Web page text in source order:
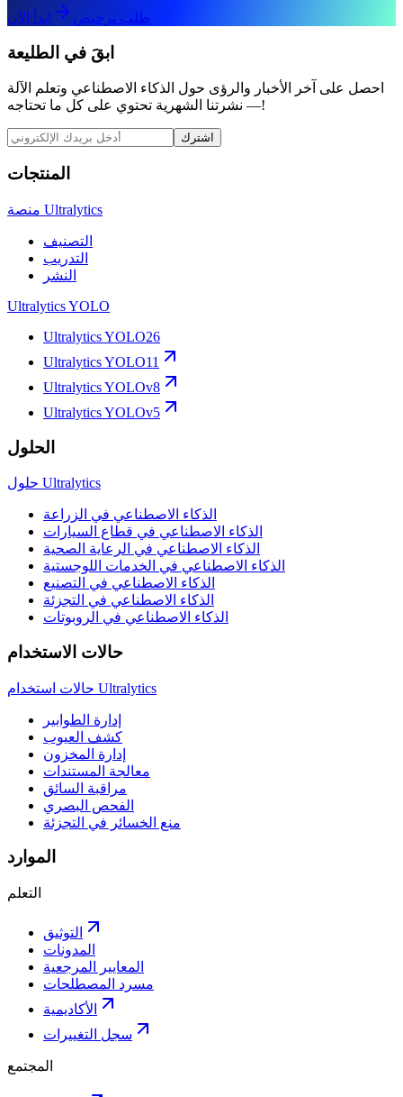
طلب ترخيص ابدأ الآن
ابقَ في الطليعة
احصل على آخر الأخبار والرؤى حول الذكاء الاصطناعي وتعلم الآلة
— نشرتنا الشهرية تحتوي على كل ما تحتاجه!
اشترك
المنتجات
منصة Ultralytics
التصنيف
التدريب
النشر
Ultralytics YOLO
Ultralytics YOLO26
Ultralytics YOLO11
Ultralytics YOLOv8
Ultralytics YOLOv5
الحلول
حلول Ultralytics
الذكاء الاصطناعي في الزراعة
الذكاء الاصطناعي في قطاع السيارات
الذكاء الاصطناعي في الرعاية الصحية
الذكاء الاصطناعي في الخدمات اللوجستية
الذكاء الاصطناعي في التصنيع
الذكاء الاصطناعي في التجزئة
الذكاء الاصطناعي في الروبوتات
حالات الاستخدام
حالات استخدام Ultralytics
إدارة الطوابير
كشف العيوب
إدارة المخزون
معالجة المستندات
مراقبة السائق
الفحص البصري
منع الخسائر في التجزئة
الموارد
التعلم
التوثيق
المدونات
المعايير المرجعية
مسرد المصطلحات
الأكاديمية
سجل التغييرات
المجتمع